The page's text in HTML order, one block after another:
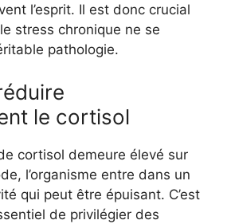
l’esprit. Il est donc crucial
stress chronique ne se
pathologie.
le cortisol
cortisol demeure élevé sur
l’organisme entre dans un
qui peut être épuisant. C’est
de privilégier des